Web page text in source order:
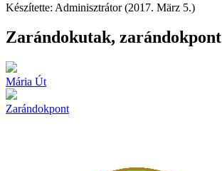
Készítette: Adminisztrátor (2017. März 5.)
Zarándokutak, zarándokpont
Mária Út
Zarándokpont